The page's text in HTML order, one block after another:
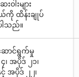
ဝါးများ
ယ်ကို ထိန်းချုပ်
ါသည်။
ာင်ရွက်မှု
၊ အပိုဒ် ၂၁၊
အပိုဒ် ၂၂၊